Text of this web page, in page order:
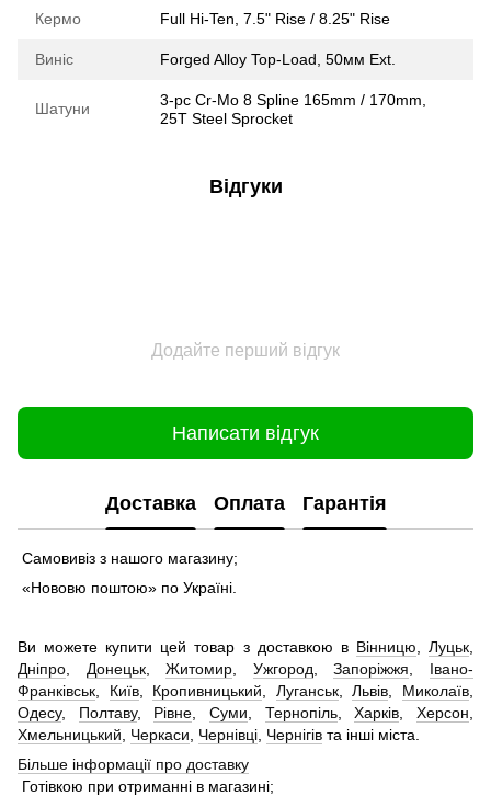
Кермо Full Hi-Ten, 7.5" Rise / 8.25" Rise
Виніс Forged Alloy Top-Load, 50мм Ext.
Шатуни
3-pc Cr-Mo 8 Spline 165mm / 170mm,
25T Steel Sprocket
Відгуки
Додайте перший відгук
Написати відгук
Доставка Оплата Гарантія
Самовивіз з нашого магазину;
«Нововю поштою» по Україні.
Ви можете купити цей товар з доставкою в Вінницю ,Луцьк
Дніпро
Донецьк,Житомир Ужгород ,Запоріжжя
Івано-
Франківськ
Київ, Кропивницький Луганськ,Львів Миколаїв
Одесу, Полтаву, Рівне ,Суми Тернопіль,Харків ,Херсон
Хмельницький
Черкаси Чернівці Чернігів та інші міста.
Більше інформації про доставку
Готівкою при отриманні в магазині;